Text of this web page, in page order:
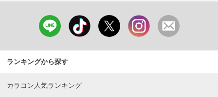
ランキングから探す
カラコン人気ランキング